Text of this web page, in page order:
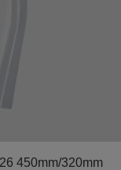
podgląd
450mm/320mm